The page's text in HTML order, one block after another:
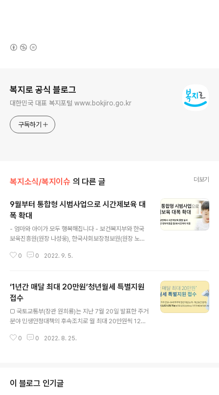
복지로 공식 블로그
대한민국 대표 복지포털 www.bokjiro.go.kr
구독하기
복지소식/복지이슈 의 다른 글 더보기
9월부터 통합형 시범사업으로 시간제보육 대
폭 확대
- 엄마와 아이가 모두 행복해집니다 - 보건복지부와 한국
보육진흥원(원장 나성웅), 한국사회보장정보원(원장 노대
내년 2월까지 6개월 간 운영한다고 밝혔다. 시간제보육 서
우 시간 단위로 서비스를 이용하고, 이용시간만큼 보육료
를 지불하는 서비스이다. 현재의 시간제보육반은 정규보육
반과 분리하여 별도 공간에서 독립적으로 운영하고 있어,
많은 어린이집이 제공하기 어려운 점이 있었다. 새로운 통
보육으로도 운영할 수 있도록 하여 기존 정규보육반의 보
0 0 2022. 9. 5.
‘1년간 매달 최대 20만원’청년월세 특별지원
접수
□ 국토교통부(장관 원희룡)는 지난 7월 20일 발표한 주거
분야 민생안정대책의 후속조치로 월 최대 20만원씩 12개
을 8월 22일부터 시작한다고 밝혔다. ㅇ금번 청년월세 특
있도록 소득이 낮은 청년을 대상으로 지원한다. ㅇ대상자
는 만19세부터 34세까지의 청년으로 부모와 따로 거주하
0 0 2022. 8. 25.
이 블로그 인기글